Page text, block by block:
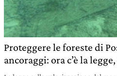
Proteggere le foreste di
ancoraggi: ora c’è la